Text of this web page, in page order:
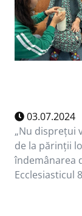
03.07.2024
„Nu disprețui
de la părinții
îndemânarea
Ecclesiasticul